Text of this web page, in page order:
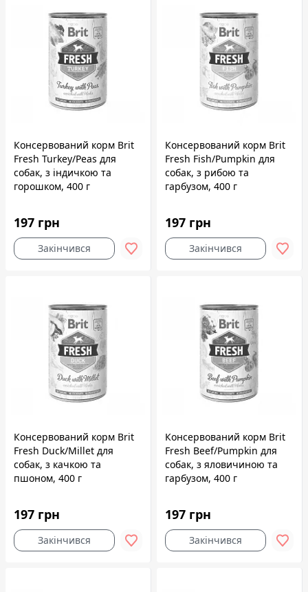
Консервований корм Brit
Fresh Turkey/Peas для
собак, з індичкою та
горошком, 400 г
197 грн
Закінчився
Консервований корм Brit
Fresh Fish/Pumpkin для
собак, з рибою та
гарбузом, 400 г
197 грн
Закінчився
Консервований корм Brit
Fresh Duck/Millet для
собак, з качкою та
пшоном, 400 г
197 грн
Закінчився
Консервований корм Brit
Fresh Beef/Pumpkin для
собак, з яловичиною та
гарбузом, 400 г
197 грн
Закінчився